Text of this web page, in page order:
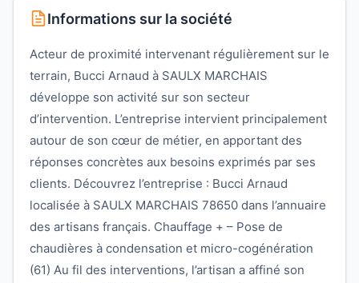
Informations sur la société
Acteur de proximité intervenant régulièrement sur le
terrain, Bucci Arnaud à SAULX MARCHAIS
développe son activité sur son secteur
d’intervention. L’entreprise intervient principalement
autour de son cœur de métier, en apportant des
réponses concrètes aux besoins exprimés par ses
clients. Découvrez l’entreprise : Bucci Arnaud
localisée à SAULX MARCHAIS 78650 dans l’annuaire
des artisans français. Chauffage + – Pose de
chaudières à condensation et micro-cogénération
(61) Au fil des interventions, l’artisan a affiné son